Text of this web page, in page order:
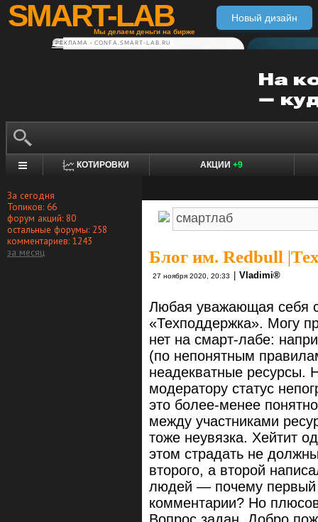
SMART-LAB
Мы делаем деньги на бирже
Новый дизайн
РЕКЛАМА • CONFA.SMART-LAB.RU
КОТИРОВКИ АКЦИИ +9
За сегодня
Топиков: 66
форум акций: 80
остальные форумы: 258
комментариев: 1243
за месяц
Блог им. Redbull |
27 ноября 2020, 20:33 Vlаdimi®
Любая уважающая себя
«Техподдержка». Могу
нет на смарт-лабе:
(по непонятным
неадекватные ресурсы.
модератору статус
это более-менее
между участниками
тоже неувязка. Хейтит
этом страдать не
второго, а второй
людей — почему первый
комментарии? Но